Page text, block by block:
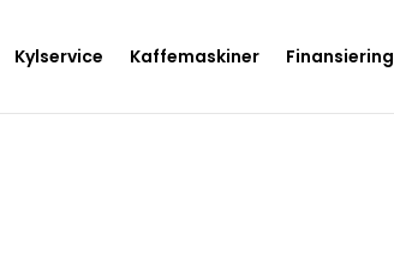
Kylservice Kaffemaskiner Finansiering